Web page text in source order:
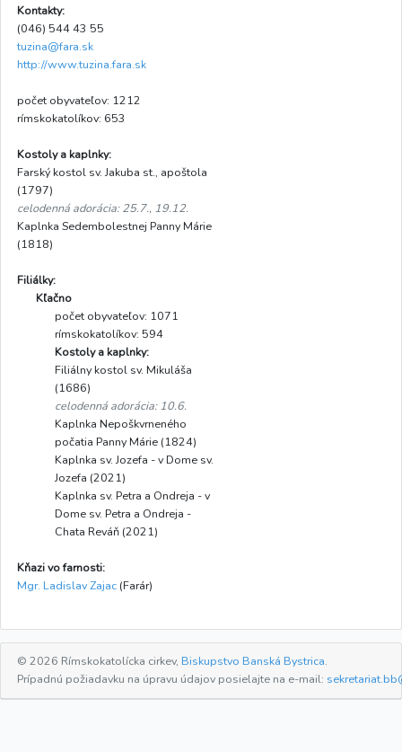
Kontakty:
(046) 544 43 55
tuzina@fara.sk
http://www.tuzina.fara.sk
počet obyvateľov: 1212
rímskokatolíkov: 653
Kostoly a kaplnky:
Farský kostol sv. Jakuba st., apoštola
(1797)
celodenná adorácia: 25.7., 19.12.
Kaplnka Sedembolestnej Panny Márie
(1818)
Filiálky:
Kľačno
počet obyvateľov: 1071
rímskokatolíkov: 594
Kostoly a kaplnky:
Filiálny kostol sv. Mikuláša
(1686)
celodenná adorácia: 10.6.
Kaplnka Nepoškvrneného
počatia Panny Márie (1824)
Kaplnka sv. Jozefa - v Dome sv.
Jozefa (2021)
Kaplnka sv. Petra a Ondreja - v
Dome sv. Petra a Ondreja -
Chata Reváň (2021)
Kňazi vo farnosti:
Mgr. Ladislav Zajac(Farár)
© 2026 Rímskokatolícka cirkev, Biskupstvo Banská Bystrica.
Prípadnú požiadavku na úpravu údajov posielajte na e-mail: